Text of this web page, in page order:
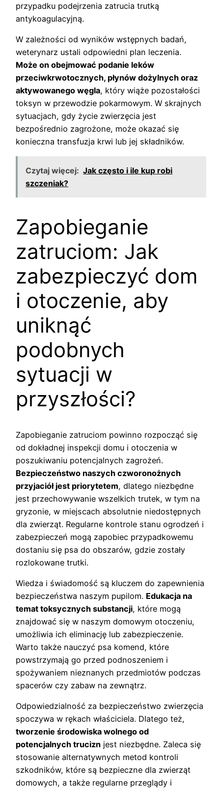
przypadku podejrzenia zatrucia trutką
antykoagulacyjną.
W zależności od wyników wstępnych badań,
weterynarz ustali odpowiedni plan leczenia.
Może on obejmować podanie leków
przeciwkrwotocznych, płynów dożylnych oraz
aktywowanego węgla, który wiąże pozostałości
toksyn w przewodzie pokarmowym. W skrajnych
sytuacjach, gdy życie zwierzęcia jest
bezpośrednio zagrożone, może okazać się
konieczna transfuzja krwi lub jej składników.
Czytaj więcej: Jak często i ile kup robi
szczeniak?
Zapobieganie
zatruciom: Jak
zabezpieczyć dom
i otoczenie, aby
uniknąć
podobnych
sytuacji w
przyszłości?
Zapobieganie zatruciom powinno rozpocząć się
od dokładnej inspekcji domu i otoczenia w
poszukiwaniu potencjalnych zagrożeń.
Bezpieczeństwo naszych czworonożnych
przyjaciół jest priorytetem, dlatego niezbędne
jest przechowywanie wszelkich trutek, w tym na
gryzonie, w miejscach absolutnie niedostępnych
dla zwierząt. Regularne kontrole stanu ogrodzeń i
zabezpieczeń mogą zapobiec przypadkowemu
dostaniu się psa do obszarów, gdzie zostały
rozlokowane trutki.
Wiedza i świadomość są kluczem do zapewnienia
bezpieczeństwa naszym pupilom. Edukacja na
temat toksycznych substancji, które mogą
znajdować się w naszym domowym otoczeniu,
umożliwia ich eliminację lub zabezpieczenie.
Warto także nauczyć psa komend, które
powstrzymają go przed podnoszeniem i
spożywaniem nieznanych przedmiotów podczas
spacerów czy zabaw na zewnątrz.
Odpowiedzialność za bezpieczeństwo zwierzęcia
spoczywa w rękach właściciela. Dlatego też,
tworzenie środowiska wolnego od
potencjalnych trucizn jest niezbędne. Zaleca się
stosowanie alternatywnych metod kontroli
szkodników, które są bezpieczne dla zwierząt
domowych, a także regularne przeglądy i